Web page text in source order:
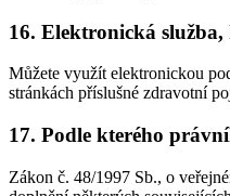
16. Elektronická
Můžete využít elektronickou
stránkách příslušné zdravotní
17. Podle kterého
Zákon č. 48/1997 Sb., o